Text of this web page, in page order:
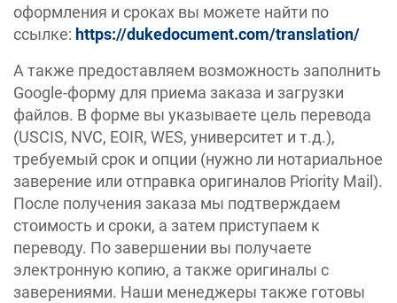
оформления и сроках вы можете найти по
ссылке: https://dukedocument.com/translation/
А также предоставляем возможность заполнить
Google-форму для приема заказа и загрузки
файлов. В форме вы указываете цель перевода
(USCIS, NVC, EOIR, WES, университет и т.д.),
требуемый срок и опции (нужно ли нотариальное
заверение или отправка оригиналов Priority Mail).
После получения заказа мы подтверждаем
стоимость и сроки, а затем приступаем к
переводу. По завершении вы получаете
электронную копию, а также оригиналы с
заверениями. Наши менеджеры также готовы